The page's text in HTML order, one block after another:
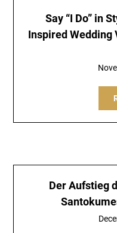
Say “I Do” in
Inspired Wedding
Der Aufstieg